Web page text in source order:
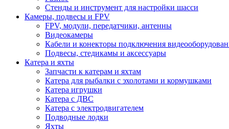
Стенды и инструмент для настройки шасси
Камеры, подвесы и FPV
FPV, модули, передатчики, антенны
Видеокамеры
Кабели и конекторы подключения
Подвесы, стедикамы и аксессуары
Катера и яхты
Запчасти к катерам и яхтам
Катера для рыбалки с эхолотами и кормушками
Катера игрушки
Катера с ДВС
Катера с электродвигателем
Подводные лодки
Яхты